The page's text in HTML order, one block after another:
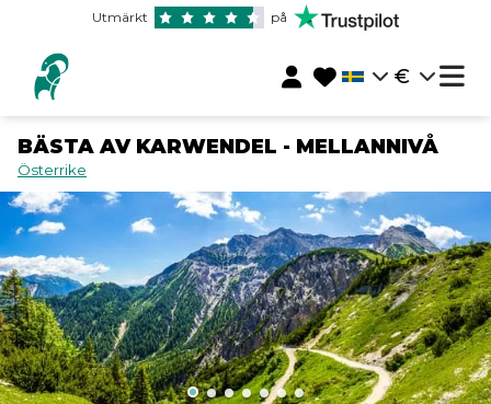
Utmärkt på
€
BÄSTA AV KARWENDEL - MELLANNIVÅ
Österrike